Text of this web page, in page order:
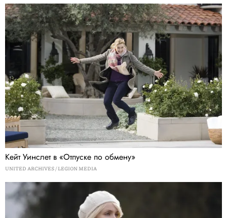
Кейт Уинслет в «‎Отпуске по обмену»‎
UNITED ARCHIVES / LEGION MEDIA